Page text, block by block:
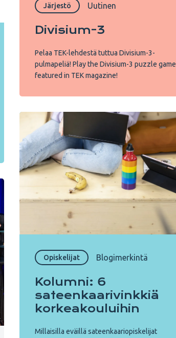
Järjestö Uutinen
Divisium-3
Pelaa TEK-lehdestä tuttua Divisium-3-
pulmapeliä! Play the Divisium-3 puzzle game
featured in TEK magazine!
Opiskelijat Blogimerkintä
Kolumni: 6
sateenkaarivinkkiä
korkeakouluihin
Millaisilla eväillä sateenkaariopiskelijat